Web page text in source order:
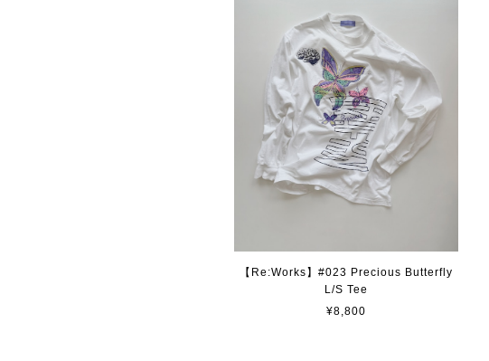
【Re:Works】#023 Precious Butterfly
L/S Tee
¥8,800